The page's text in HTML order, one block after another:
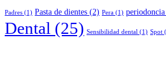
Padres (1) Pasta de dientes (2) Pera (1) periodoncia
Dental (25) Sensibilidad dental (1) Spot